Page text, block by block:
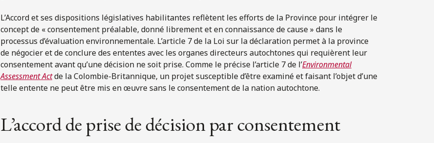
L’Accord et ses dispositions législatives habilitantes reflètent les efforts de la Province pour intégrer le
concept de « consentement préalable, donné librement et en connaissance de cause » dans le
processus d’évaluation environnementale. L’article 7 de la Loi sur la déclaration permet à la province
de négocier et de conclure des ententes avec les organes directeurs autochtones qui requièrent leur
consentement avant qu’une décision ne soit prise. Comme le précise l’article 7 de l’Environmental
Assessment Actde la Colombie-Britannique, un projet susceptible d’être examiné et faisant l’objet d’une
telle entente ne peut être mis en œuvre sans le consentement de la nation autochtone.
L’accord de prise de décision par consentement